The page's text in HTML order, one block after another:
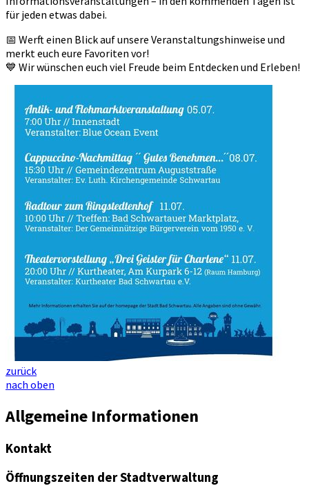
für jeden etwas dabei.
📅 Werft einen Blick auf unsere Veranstaltungshinweise und
merkt euch eure Favoriten vor!
💙 Wir wünschen euch viel Freude beim Entdecken und Erleben!
zurück
nach oben
Allgemeine Informationen
Kontakt
Öffnungszeiten der Stadtverwaltung